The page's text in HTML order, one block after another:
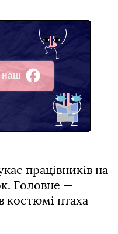
наш
працівників на
Головне —
костюмі птаха